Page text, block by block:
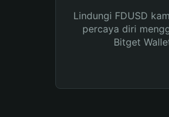
Lindungi FDUSD
percaya diri
Bitget